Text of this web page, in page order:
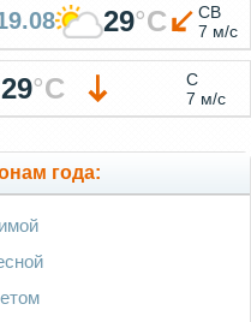
29°C
СВ
7 м/с
29°C
С
7 м/с
года: